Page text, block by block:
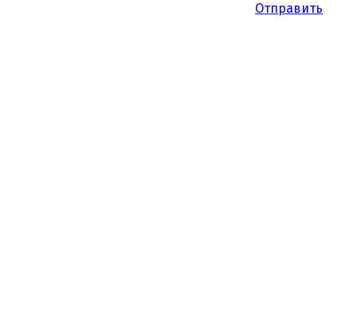
Отправить